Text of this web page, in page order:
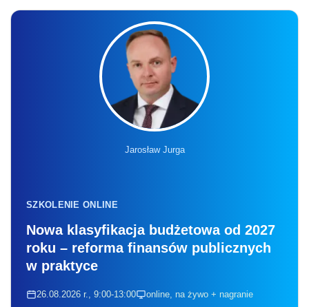
Jarosław Jurga
SZKOLENIE ONLINE
Nowa klasyfikacja budżetowa od 2027
roku – reforma finansów publicznych
w praktyce
26.08.2026 r., 9:00-13:00 online, na żywo + nagranie